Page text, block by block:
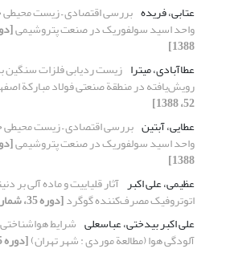
عتابی، فریده
واحد اسید سولفوریک در صنعت پتروشیمی
1388]
عطاآبادی، میترا زیست ردیابی فلزات سنگین
رویش‌یافته در منطقة صنعتی فولاد مبارکة
52، 1388]
عطایی، آبتین
واحد اسید سولفوریک در صنعت پتروشیمی
1388]
عظیمی، علی اکبر آثار قلیاییت و ماده آلی بر
اتوتروفیک مصرف‌کننده گوگرد[دوره 35، شماره 51، 1388]
علی اکبر بیدختی، عباسعلی شرایط
آلودگی هوا (مطالعة موردی : شهر تهران)[دوره 35، شماره 52، 1388]